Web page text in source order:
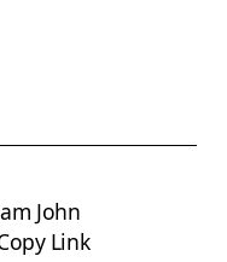
John
Link